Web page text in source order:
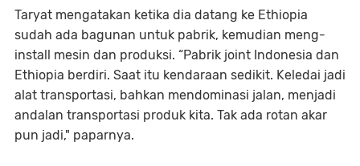
Taryat mengatakan ketika dia datang ke Ethiopia
sudah ada bagunan untuk pabrik, kemudian meng-
install mesin dan produksi. “Pabrik joint Indonesia dan
Ethiopia berdiri. Saat itu kendaraan sedikit. Keledai jadi
alat transportasi, bahkan mendominasi jalan, menjadi
andalan transportasi produk kita. Tak ada rotan akar
pun jadi," paparnya.